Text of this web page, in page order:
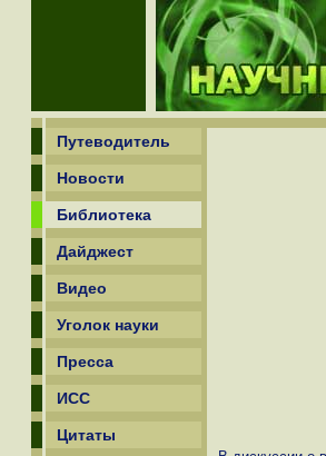
Путеводитель
Новости
Библиотека
Дайджест
Видео
Уголок науки
Пресса
ИСС
Цитаты